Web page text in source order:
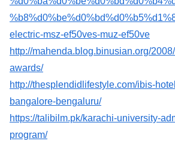
electric-msz-ef50ves-muz-ef50ve
http://mahenda.blog.binusian.org/
awards/
http://thesplendidlifestyle.com/ibis-
bangalore-bengaluru/
https://talibilm.pk/karachi-university-
program/